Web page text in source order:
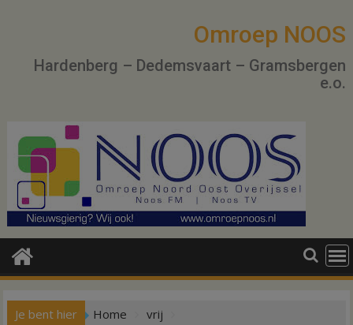
Omroep NOOS
Hardenberg – Dedemsvaart – Gramsbergen
e.o.
Je bent hier Home
vrij